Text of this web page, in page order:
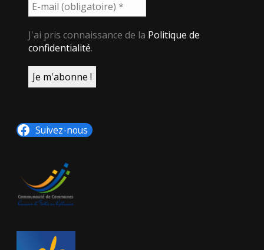
J'ai pris connaissance de la Politique de
confidentialité.
Suivez-nous